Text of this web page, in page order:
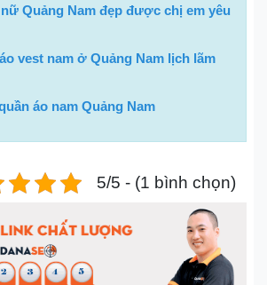
Quảng Nam đẹp được chị em yêu
vest nam ở Quảng Nam lịch lãm
áo nam Quảng Nam
5/5 - (1 bình chọn)